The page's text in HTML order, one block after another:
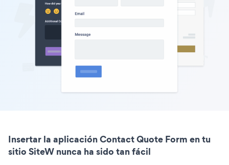
Insertar la aplicación Contact Quote Form en tu
sitio SiteW nunca ha sido tan fácil